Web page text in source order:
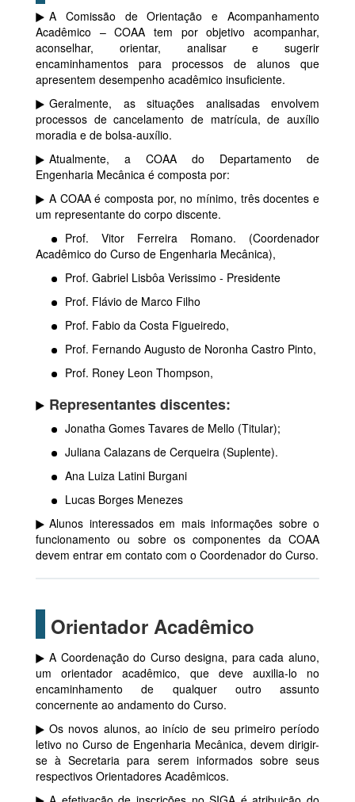
A Comissão de Orientação e Acompanhamento
Acadêmico – COAA tem por objetivo acompanhar,
aconselhar, orientar, analisar e sugerir
encaminhamentos para processos de alunos que
apresentem desempenho acadêmico insuficiente.
Geralmente, as situações analisadas envolvem
processos de cancelamento de matrícula, de auxílio
moradia e de bolsa-auxílio.
Atualmente, a COAA do Departamento de
Engenharia Mecânica é composta por:
A COAA é composta por, no mínimo, três docentes e
um representante do corpo discente.
Prof. Vitor Ferreira Romano. (Coordenador
Acadêmico do Curso de Engenharia Mecânica),
Prof. Gabriel Lisbôa Verissimo - Presidente
Prof. Flávio de Marco Filho
Prof. Fabio da Costa Figueiredo,
Prof. Fernando Augusto de Noronha Castro Pinto,
Prof. Roney Leon Thompson,
Representantes discentes:
Jonatha Gomes Tavares de Mello (Titular);
Juliana Calazans de Cerqueira (Suplente).
Ana Luiza Latini Burgani
Lucas Borges Menezes
Alunos interessados em mais informações sobre o
funcionamento ou sobre os componentes da COAA
devem entrar em contato com o Coordenador do Curso.
Orientador Acadêmico
A Coordenação do Curso designa, para cada aluno,
um orientador acadêmico, que deve auxilia-lo no
encaminhamento de qualquer outro assunto
concernente ao andamento do Curso.
Os novos alunos, ao início de seu primeiro período
letivo no Curso de Engenharia Mecânica, devem dirigir-
se à Secretaria para serem informados sobre seus
respectivos Orientadores Acadêmicos.